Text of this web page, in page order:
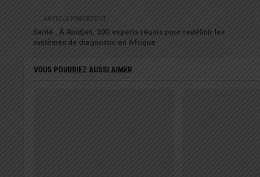
ARTICLE PRÉCÉDENT
Santé : À Abidjan, 300 experts réunis pour redéfinir les
systèmes de diagnostic en Afrique
VOUS POURRIEZ AUSSI AIMER